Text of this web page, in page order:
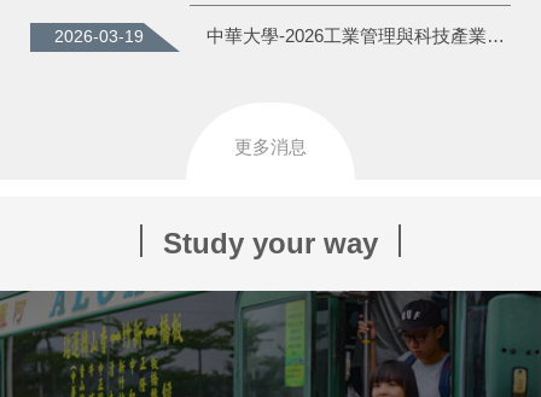
2026-03-19 中華大學-2026工業管理與科技產業國際研討會徵稿
更多消息
Study your way